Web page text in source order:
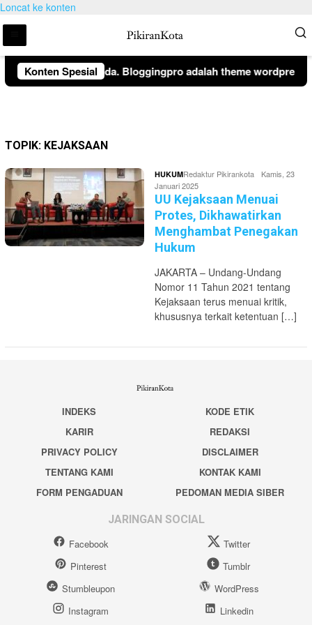
Loncat ke konten
Konten Spesial
pengunjung anda. Bloggingpro adalah theme
TOPIK: KEJAKSAAN
HUKUMRedaktur Pikirankota
Kamis, 23
Januari 2025
UU Kejaksaan Menuai
Protes, Dikhawatirkan
Menghambat Penegakan
Hukum
JAKARTA – Undang-Undang
Nomor 11 Tahun 2021 tentang
Kejaksaan terus menuai kritik,
khususnya terkait ketentuan […]
INDEKS
KODE ETIK
KARIR
REDAKSI
PRIVACY POLICY
DISCLAIMER
TENTANG KAMI
KONTAK KAMI
FORM PENGADUAN
PEDOMAN MEDIA SIBER
JARINGAN SOCIAL
Facebook
Twitter
Pinterest
Tumblr
Stumbleupon
WordPress
Instagram
Linkedin